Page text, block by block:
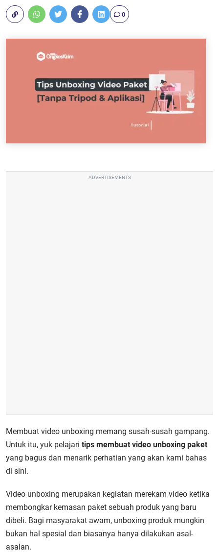
0
ADVERTISEMENTS
Membuat video unboxing memang susah-susah gampang.
Untuk itu, yuk pelajari tips membuat video unboxing paket
yang bagus dan menarik perhatian yang akan kami bahas
di sini.
Video unboxing merupakan kegiatan merekam video ketika
membongkar kemasan paket sebuah produk yang baru
dibeli. Bagi masyarakat awam, unboxing produk mungkin
bukan hal spesial dan biasanya hanya dilakukan asal-
asalan.